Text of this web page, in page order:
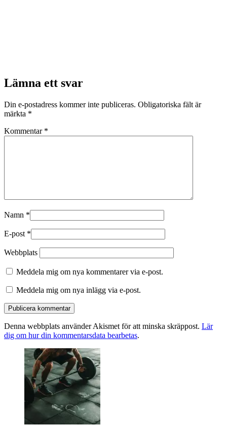
Lämna ett svar
Din e-postadress kommer inte publiceras. Obligatoriska fält är
märkta *
Kommentar *
Namn *
E-post *
Webbplats
Meddela mig om nya kommentarer via e-post.
Meddela mig om nya inlägg via e-post.
Denna webbplats använder Akismet för att minska skräppost. Lär
dig om hur din kommentarsdata bearbetas.
Primära
sidofältet
Widget
område